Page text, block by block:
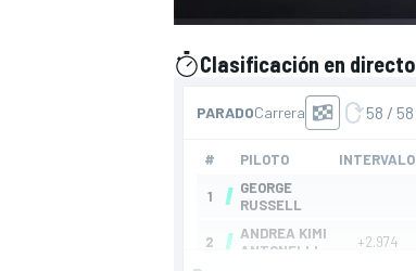
Clasificación en directo
presentado por